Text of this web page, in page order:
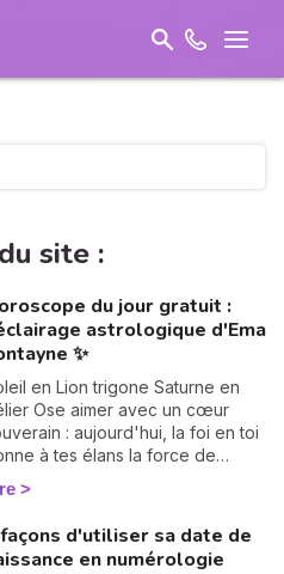
site :
du jour gratuit :
astrologique d'Ema
✨
en Lion trigone Saturne en
Ose aimer avec un cœur
: aujourd'hui, la foi en toi
à tes élans la force de
un chemin lumineux.
d'utiliser sa date de
en numérologie